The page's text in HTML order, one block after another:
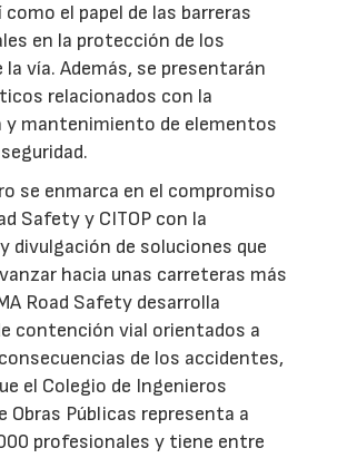
como el papel de las barreras
en la protección de los
la vía. Además, se presentarán
relacionados con la
y mantenimiento de elementos
se enmarca en el compromiso
Safety y CITOP con la
divulgación de soluciones que
hacia unas carreteras más
Road Safety desarrolla
contención vial orientados a
de los accidentes,
el Colegio de Ingenieros
Obras Públicas representa a
profesionales y tiene entre